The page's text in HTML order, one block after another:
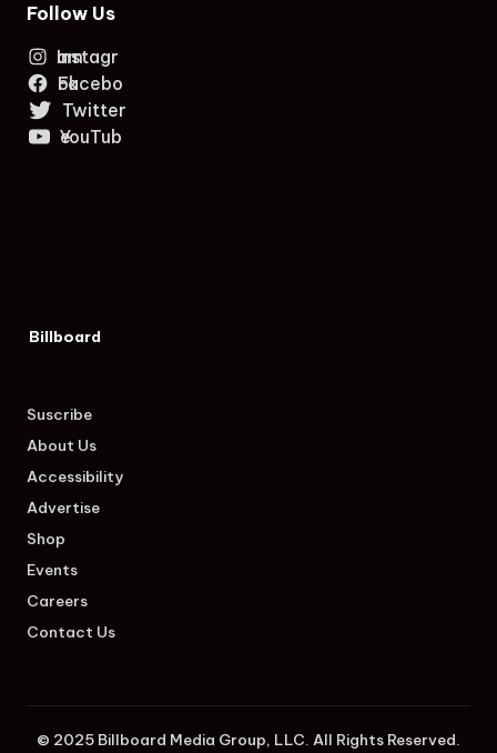
Follow Us
Instagram
Facebook
Twitter
YouTube
Billboard
Suscribe
About Us
Accessibility
Advertise
Shop
Events
Careers
Contact Us
© 2025 Billboard Media Group, LLC. All Rights Reserved.